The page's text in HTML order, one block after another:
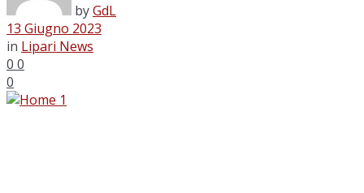
byGdL
13 Giugno 2023
in Lipari News
0 0
0